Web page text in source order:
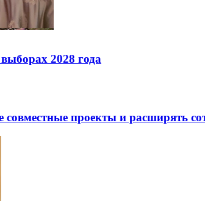
2028 года
проекты и расширять